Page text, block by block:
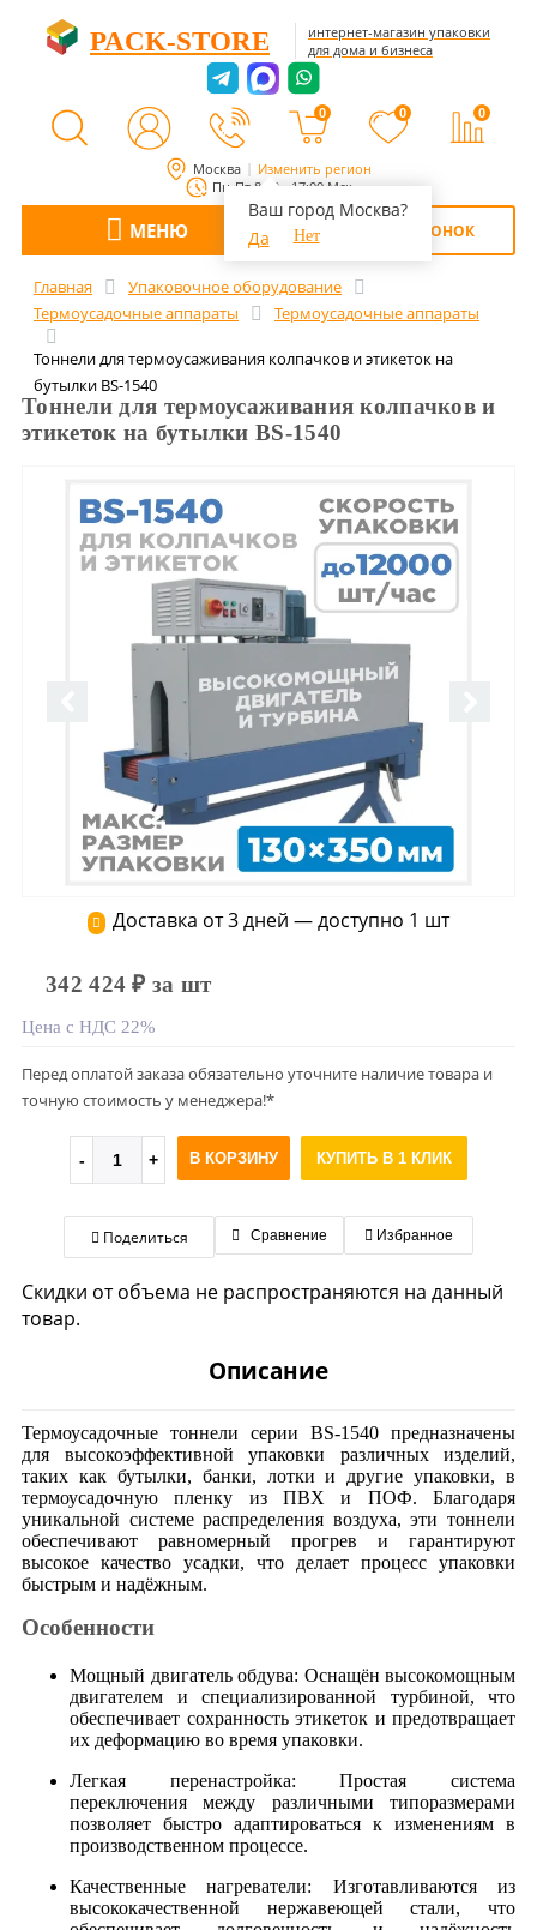
Москва Изменить регион
Ваш город Москва?
Да
Нет
Пн-Пт 8:00 - 17:00 Мск
PACK-STORE
интернет-магазин упаковки
для дома и бизнеса
0 0 0
МЕНЮ ОБРАТНЫЙ ЗВОНОК
Главная
Упаковочное оборудование
Термоусадочные аппараты
Термоусадочные аппараты
Тоннели для термоусаживания колпачков и этикеток на
бутылки BS-1540
Тоннели для термоусаживания колпачков и
этикеток на бутылки BS-1540
Доставка от 3 дней — доступно 1 шт
342 424 ₽ за шт
Цена с НДС 22%
Перед оплатой заказа обязательно уточните наличие товара и
точную стоимость у менеджера!*
В КОРЗИНУ КУПИТЬ В 1 КЛИК
Поделиться Сравнение Избранное
Скидки от объема не распространяются на данный
товар.
Описание
Термоусадочные тоннели серии BS-1540 предназначены
для высокоэффективной упаковки различных изделий,
таких как бутылки, банки, лотки и другие упаковки, в
термоусадочную пленку из ПВХ и ПОФ. Благодаря
уникальной системе распределения воздуха, эти тоннели
обеспечивают равномерный прогрев и гарантируют
высокое качество усадки, что делает процесс упаковки
быстрым и надёжным.
Особенности
Мощный двигатель обдува: Оснащён высокомощным
двигателем и специализированной турбиной, что
обеспечивает сохранность этикеток и предотвращает
их деформацию во время упаковки.
Легкая перенастройка: Простая система
переключения между различными типоразмерами
позволяет быстро адаптироваться к изменениям в
производственном процессе.
Качественные нагреватели: Изготавливаются из
высококачественной нержавеющей стали, что